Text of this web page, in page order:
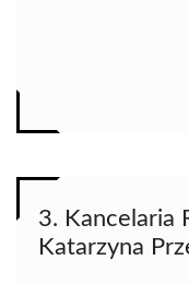
3. Kancelaria
Katarzyna